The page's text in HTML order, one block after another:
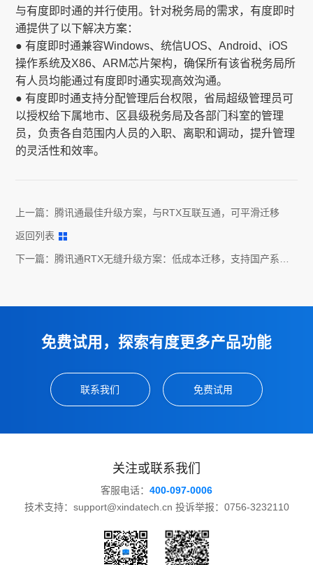
与有度即时通的并行使用。针对税务局的需求，有度即时
通提供了以下解决方案：
● 有度即时通兼容Windows、统信UOS、Android、iOS
操作系统及X86、ARM芯片架构，确保所有该省税务局所
有人员均能通过有度即时通实现高效沟通。
● 有度即时通支持分配管理后台权限，省局超级管理员可
以授权给下属地市、区县级税务局及各部门科室的管理
员，负责各自范围内人员的入职、离职和调动，提升管理
的灵活性和效率。
上一篇： 腾讯通最佳升级方案，与RTX互联互通，可平滑迁移
返回列表
下一篇： 腾讯通RTX无缝升级方案：低成本迁移，支持国产系统
免费试用，探索有度更多产品功能
联系我们 免费试用
关注或联系我们
客服电话： 400-097-0006
技术支持：support@xindatech.cn 投诉举报：0756-3232110